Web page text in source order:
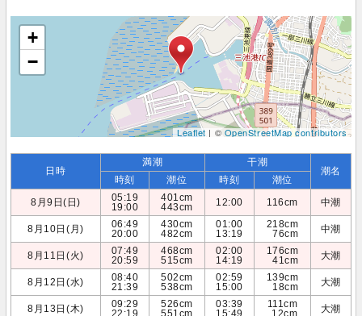
+
−
Leaflet | ©OpenStreetMap contributors
日時
満潮 干潮
潮名
時刻 潮位 時刻
潮位
8月9日(日)
05:19
19:00
401cm
443cm
12:00 116cm 中潮
8月10日(月)
06:49
20:00
430cm
482cm
01:00
13:19
218cm
76cm
中潮
8月11日(火)
07:49
20:59
468cm
515cm
02:00
14:19
176cm
41cm
大潮
8月12日(水)
08:40
21:39
502cm
538cm
02:59
15:00
139cm
18cm
大潮
8月13日(木)
09:29
22:19
526cm
551cm
03:39
15:49
111cm
12cm
大潮